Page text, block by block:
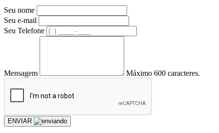
Seu nome
Seu e-mail
Seu Telefone
Mensagem Máximo 600 caracteres.
ENVIAR